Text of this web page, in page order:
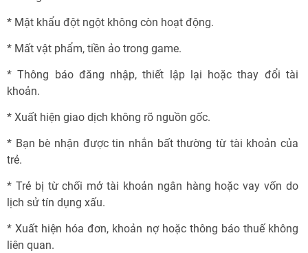
* Mật khẩu đột ngột không còn hoạt động.
* Mất vật phẩm, tiền ảo trong game.
* Thông báo đăng nhập, thiết lập lại hoặc thay đổi tài
khoản.
* Xuất hiện giao dịch không rõ nguồn gốc.
* Bạn bè nhận được tin nhắn bất thường từ tài khoản của
trẻ.
* Trẻ bị từ chối mở tài khoản ngân hàng hoặc vay vốn do
lịch sử tín dụng xấu.
* Xuất hiện hóa đơn, khoản nợ hoặc thông báo thuế không
liên quan.